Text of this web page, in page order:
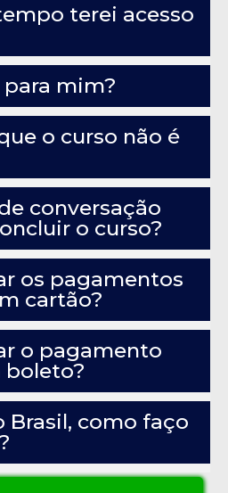
terei acesso
para mim?
o curso não é
conversação
o curso?
os pagamentos
cartão?
o pagamento
boleto?
Brasil, como faço